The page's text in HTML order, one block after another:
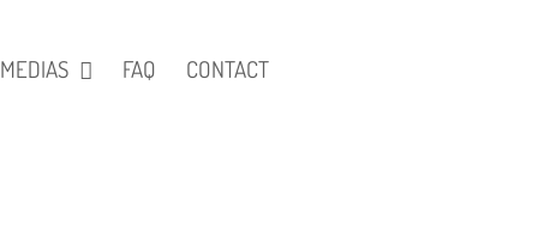
MEDIAS FAQ CONTACT